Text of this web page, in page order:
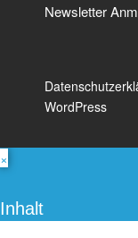
Newsletter
WordPress
×
Inhalt